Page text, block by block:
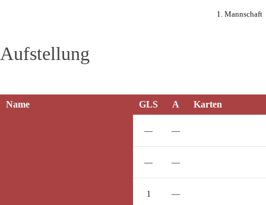
1. Mannschaft
Aufstellung
Name GLS A Karten
— —
— —
1 —